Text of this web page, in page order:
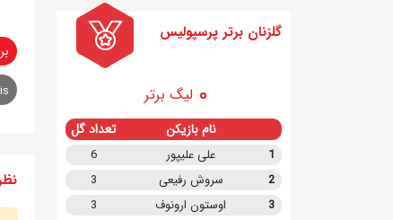
گلزنان برتر پرسپولیس
لیگ برتر
نام بازیکن تعداد گل
1 علی علیپور
6
2
سروش رفیعی
3
3
اوستون ارونوف
3